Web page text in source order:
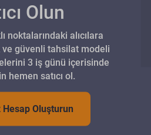
Olun
noktalarındaki alıcılara
güvenli tahsilat modeli
3 iş günü içerisinde
hemen satıcı ol.
Hesap Oluşturun